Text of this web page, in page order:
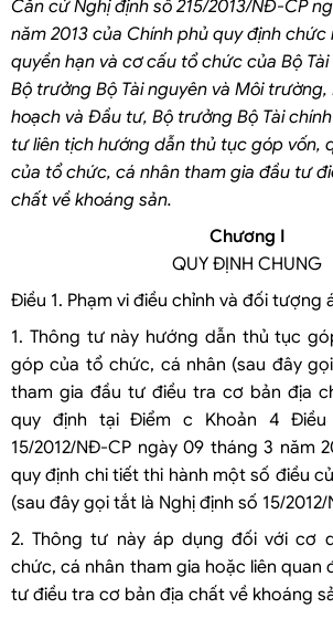
Căn cứ Nghị định số 215/2013/NĐ-CP
năm 2013 của Chính phủ quy định chức
quyền hạn và cơ cấu tổ chức của Bộ Tài
Bộ trưởng Bộ Tài nguyên và Môi
hoạch và Đầu tư, Bộ trưởng Bộ Tài
tư liên tịch hướng dẫn thủ tục góp vốn,
của tổ chức, cá nhân tham gia đầu tư
chất về khoáng sản.
Chương I
QUY ĐỊNH CHUNG
Điều 1. Phạm vi điều chỉnh và đối tượng
1. Thông tư này hướng dẫn thủ tục
góp của tổ chức, cá nhân (sau đây
tham gia đầu tư điều tra cơ bản địa
quy định tại Điểm c Khoản 4 Điều
15/2012/NĐ-CP ngày 09 tháng 3 năm
quy định chi tiết thi hành một số điều
(sau đây gọi tắt là Nghị định số 15/2012/
2. Thông tư này áp dụng đối với cơ
chức, cá nhân tham gia hoặc liên quan
tư điều tra cơ bản địa chất về khoáng